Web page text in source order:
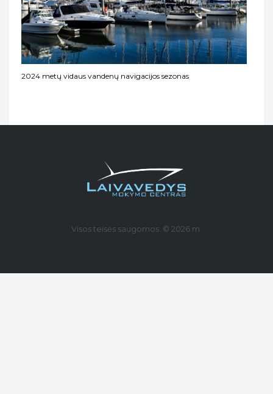
2024 metų vidaus vandenų navigacijos sezonas
Visos teisės saugomos. © 2026 m.